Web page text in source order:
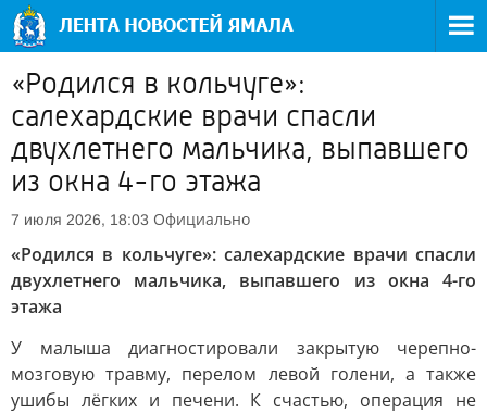
«Родился в кольчуге»:
салехардские врачи спасли
двухлетнего мальчика, выпавшего
из окна 4-го этажа
7 июля 2026, 18:03 Официально
«Родился в кольчуге»: салехардские врачи спасли
двухлетнего мальчика, выпавшего из окна 4-го
этажа
У малыша диагностировали закрытую черепно-
мозговую травму, перелом левой голени, а также
ушибы лёгких и печени. К счастью, операция не